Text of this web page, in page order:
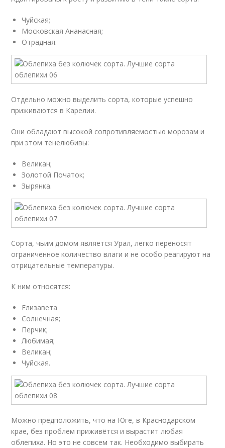
Чуйская;
Московская Ананасная;
Отрадная.
Отдельно можно выделить сорта, которые успешно
приживаются в Карелии.
Они обладают высокой сопротивляемостью морозам и
при этом тенелюбивы:
Великан;
Золотой Початок;
Зырянка.
Сорта, чьим домом является Урал, легко переносят
ограниченное количество влаги и не особо реагируют на
отрицательные температуры.
К ним относятся:
Елизавета
Солнечная;
Перчик;
Любимая;
Великан;
Чуйская.
Можно предположить, что на Юге, в Краснодарском
крае, без проблем приживётся и вырастит любая
облепиха. Но это не совсем так. Необходимо выбирать